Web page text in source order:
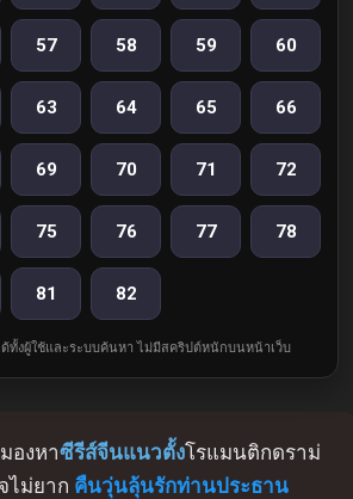
57 58 59 60
63 64 65 66
69 70 71 72
75 76 77 78
81 82
ทั้งผู้ใช้และระบบค้นหา ไม่มีสคริปต์หนักบนหน้าเว็บ
องหาซีรีส์จีนแนวตั้งโรแมนติกดราม่
ไม่ยาก คืนวุ่นลุ้นรักท่านประธาน